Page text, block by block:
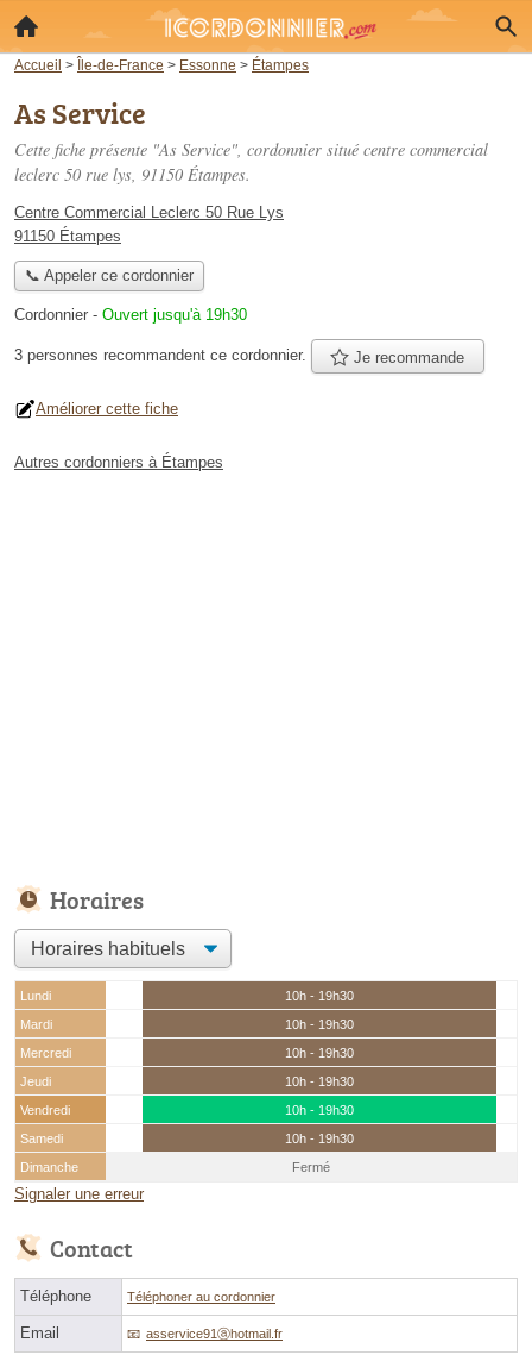
Accueil > Île-de-France > Essonne > Étampes
As Service
Cette fiche présente "As Service", cordonnier situé centre commercial
leclerc 50 rue lys, 91150 Étampes.
Centre Commercial Leclerc 50 Rue Lys
91150 Étampes
📞 Appeler ce cordonnier
Cordonnier - Ouvert jusqu'à 19h30
3 personnes recommandent ce cordonnier. Je recommande
Améliorer cette fiche
Autres cordonniers à Étampes
Horaires
Lundi
10h - 19h30
Mardi
10h - 19h30
Mercredi
10h - 19h30
Jeudi
10h - 19h30
Vendredi
10h - 19h30
Samedi
10h - 19h30
Dimanche
Fermé
Signaler une erreur
Contact
Téléphone Téléphoner au cordonnier
Email asservice91ⓐhotmail.fr